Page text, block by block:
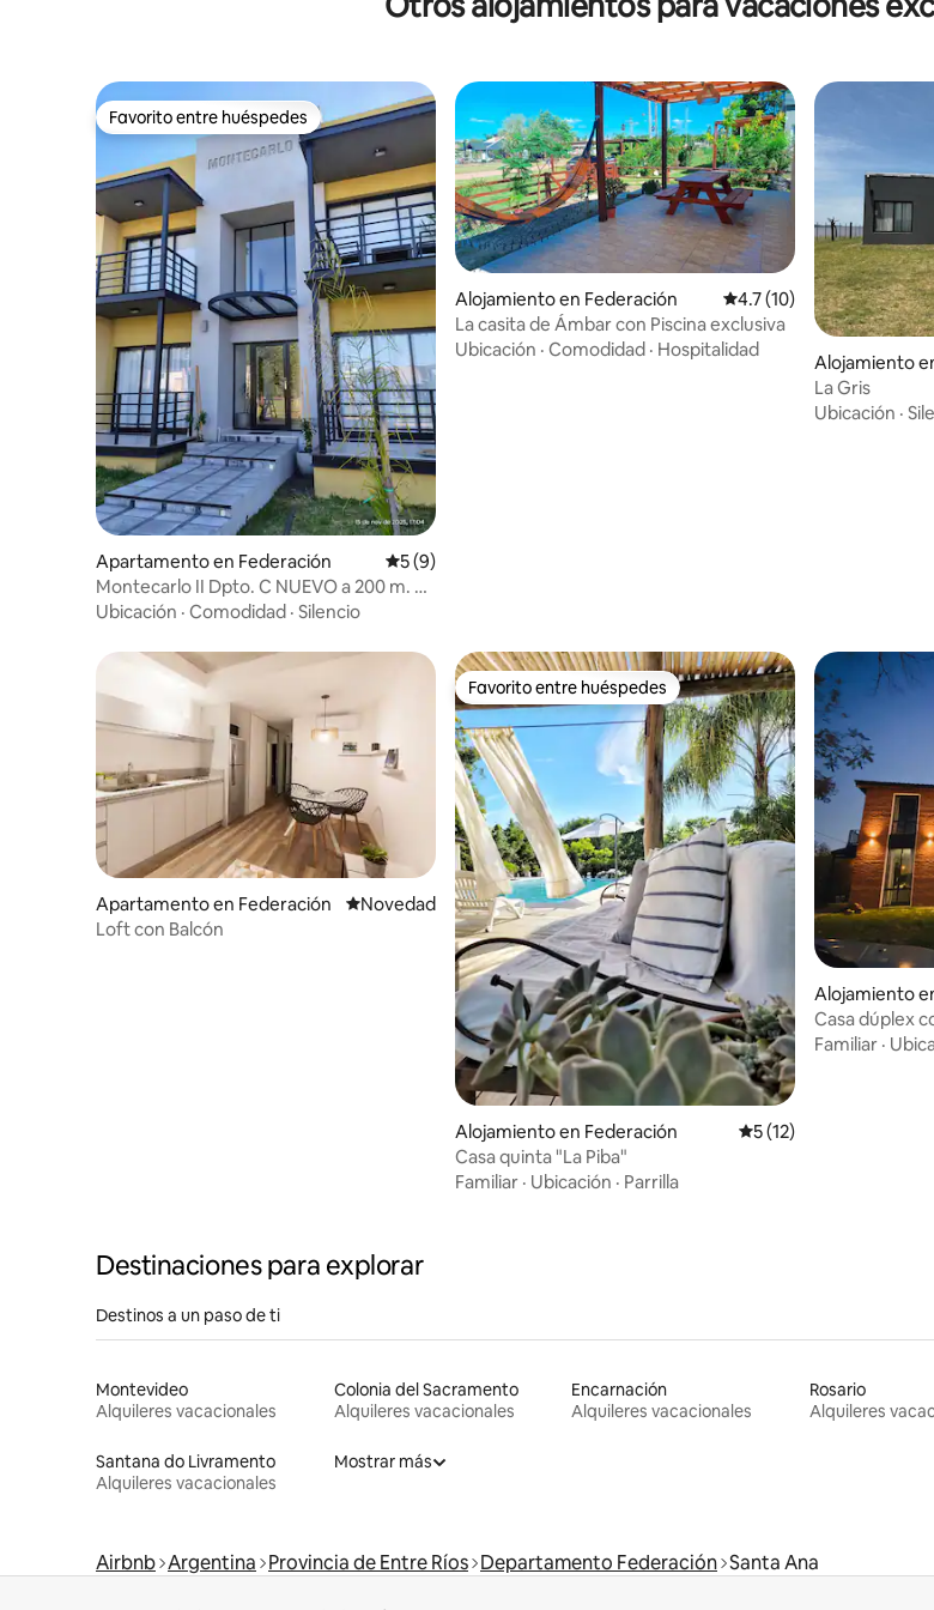
Favorito entre huéspedes
Favorito entre huéspedes
Apartamento en Federación Calificación promedio: 5 de 5, 9 reseñas
5 (9)
Montecarlo II Dpto. C NUEVO a 200 m. de
termas.
Ubicación · Comodidad · Silencio
Alojamiento en Federación Calificación promedio:
4.7 (10)
La casita de Ámbar con Piscina exclusiva
Ubicación · Comodidad · Hospitalidad
Alojamiento
La Gris
Ubicación ·
Apartamento en Federación Lugar para hospedarse
Novedad
Loft con Balcón
Favorito entre huéspedes
Favorito entre huéspedes
Alojamiento en Federación Calificación promedio: 5
5 (12)
Casa quinta "La Piba"
Familiar · Ubicación · Parrilla
Alojamiento
Casa dúplex
Familiar ·
Destinaciones para explorar
Destinos a un paso de ti
Montevideo
Alquileres vacacionales
Colonia del Sacramento
Alquileres vacacionales
Encarnación
Alquileres vacacionales
Rosario
Alquileres
Santana do Livramento
Alquileres vacacionales
Mostrar más
Airbnb Argentina Provincia de Entre Ríos Departamento Federación Santa Ana